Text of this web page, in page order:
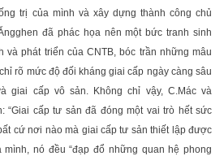
trị của mình và xây dựng thành công chủ
đã phác họa nên một bức tranh sinh
và phát triển của CNTB, bóc trần những mâu
rõ mức độ đối kháng giai cấp ngày càng sâu
giai cấp vô sản. Không chỉ vậy, C.Mác và
“Giai cấp tư sản đã đóng một vai trò hết sức
cứ nơi nào mà giai cấp tư sản thiết lập được
nó đều “đạp đổ những quan hệ phong